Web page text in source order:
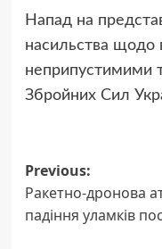
Напад на
насильства щодо
неприпустимими
Збройних Сил
Post
navigation
Previous:
Ракетно-дронова
падіння уламків